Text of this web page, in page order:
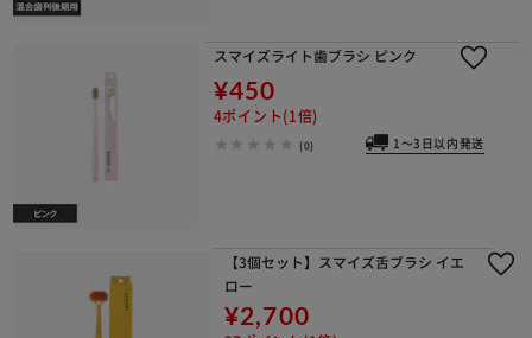
スマイズライト歯ブラシ ピンク
¥450
4ポイント(1倍)
(0) 1～3日以内発送
【3個セット】スマイズ舌ブラシ イエ
ロー
¥2,700